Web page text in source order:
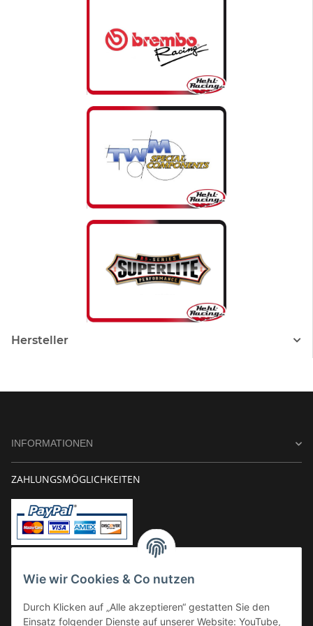
Wie wir Cookies & Co nutzen
Durch Klicken auf „Alle akzeptieren“ gestatten Sie den
Einsatz folgender Dienste auf unserer Website: YouTube,
Hersteller
INFORMATIONEN
ZAHLUNGSMÖGLICHKEITEN
Kauf auf Rechnung